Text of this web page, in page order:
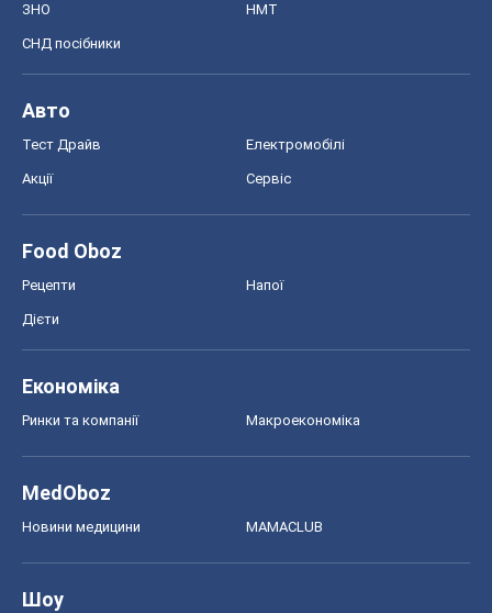
ЗНО НМТ
СНД посібники
Авто
Тест Драйв Електромобілі
Акції Сервіс
Food Oboz
Рецепти Напої
Дієти
Економіка
Ринки та компанії Макроекономіка
MedOboz
Новини медицини MAMACLUB
Шоу